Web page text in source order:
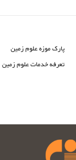
پارک موزه علوم زمین
تعرفه خدمات علوم زمین